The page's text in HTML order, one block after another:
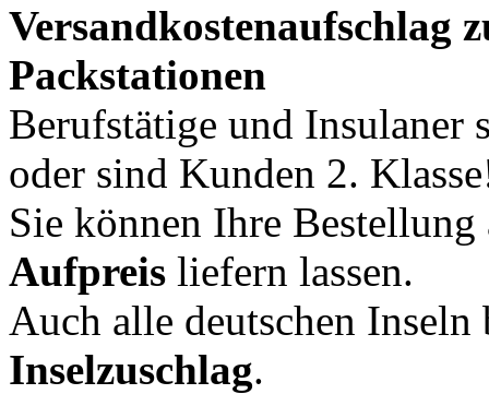
Versandkostenaufschlag
Packstationen
Berufstätige und Insulaner
oder sind Kunden 2.
Sie können Ihre
Aufpreis liefern lassen.
Auch alle deutschen
Inselzuschlag.